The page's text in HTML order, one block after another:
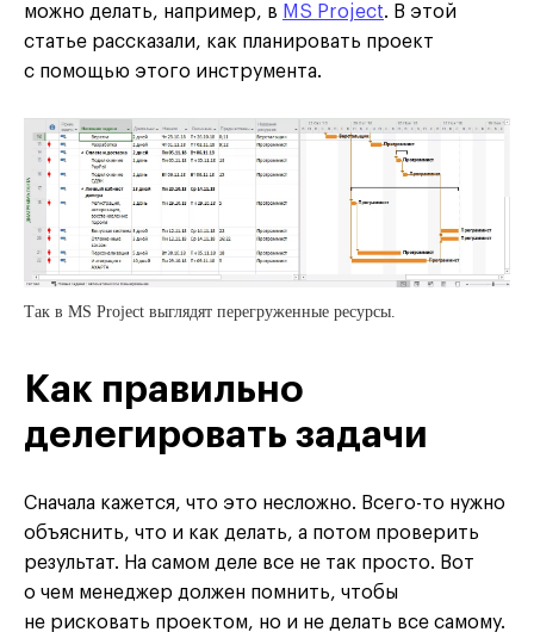
можно делать, например, в MS Project. В этой
статье рассказали, как планировать проект
с помощью этого инструмента.
Так в MS Project выглядят перегруженные ресурсы.
Как правильно
делегировать задачи
Сначала кажется, что это несложно. Всего-то нужно
объяснить, что и как делать, а потом проверить
результат. На самом деле все не так просто. Вот
о чем менеджер должен помнить, чтобы
не рисковать проектом, но и не делать все самому.